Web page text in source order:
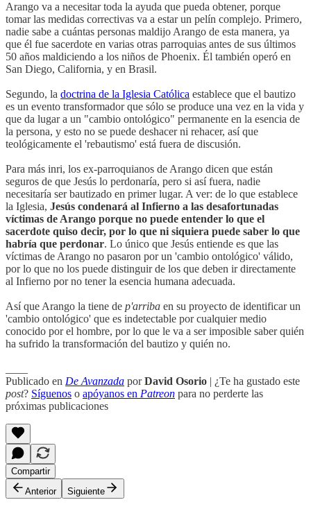
Arango va a necesitar toda la ayuda que pueda obtener, porque
tomar las medidas correctivas va a estar un pelín complejo. Primero,
nadie sabe a cuántas personas maldijo Arango de esta manera, ya
que él fue sacerdote en varias otras parroquias antes de sus últimos
50 años maldiciendo a los niños de Phoenix. Él también operó en
San Diego, California, y en Brasil.
Segundo, la doctrina de la Iglesia Católica establece que el bautizo
es un evento transformador que sólo se produce una vez en la vida y
que da lugar a un "cambio ontológico" permanente en la esencia de
la persona, y esto no se puede deshacer ni rehacer, así que
teológicamente el 'rebautismo' está fuera de discusión.
Para más inri, los ex-parroquianos de Arango dicen que están
seguros de que Jesús lo perdonaría, pero si así fuera, nadie
necesitaría ser bautizado en primer lugar. A ver: de lo que establece
la Iglesia, Jesús condenará al Infierno a las desafortunadas
víctimas de Arango porque no puede entender lo que el
sacerdote quiso decir, por lo que ni siquiera puede saber lo que
habría que perdonar. Lo único que Jesús entiende es que las
víctimas de Arango no pasaron por un 'cambio ontológico' válido,
por lo que no los puede distinguir de los que deben ir directamente
al Infierno por no tener la esencia humana adecuada.
Así que Arango la tiene de p'arriba en su proyecto de identificar un
'cambio ontológico' que es indetectable por cualquier medio
conocido por el hombre, por lo que le va a ser imposible saber quién
ha sufrido la transformación del bautizo y quién no.
Publicado en De Avanzada porDavid Osorio | ¿Te ha gustado este
post? Síguenos o apóyanos en Patreon para no perderte las
próximas publicaciones
Compartir
Anterior
Siguiente